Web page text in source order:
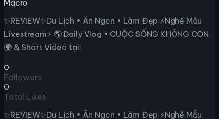
Macro
✨REVIEW✨Du Lịch • Ăn Ngon • Làm Đẹp ⚡Nghề Mẫu
Livestream⚡ 🌎 Daily Vlog • CUỘC SỐNG KHÔNG CON
🌍 & Short Video tại:
0
Followers
0
Total Likes
✨REVIEW✨Du Lịch • Ăn Ngon • Làm Đẹp ⚡Nghề Mẫu